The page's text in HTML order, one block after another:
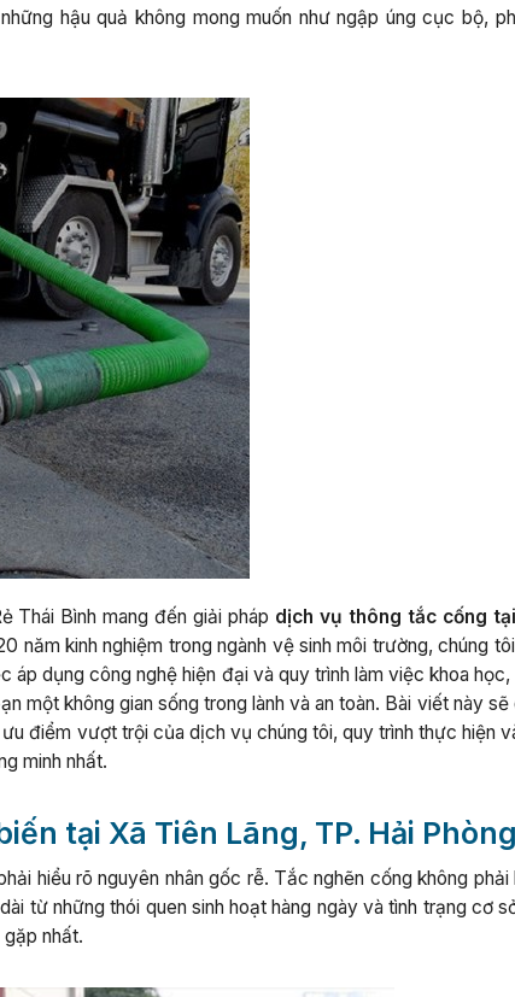
hậu quả không mong muốn như ngập úng cục bộ,
Thái Bình mang đến giải pháp dịch vụ thông tắc cống
năm kinh nghiệm trong ngành vệ sinh môi trường, chúng
dụng công nghệ hiện đại và quy trình làm việc khoa học,
một không gian sống trong lành và an toàn. Bài viết này sẽ
điểm vượt trội của dịch vụ chúng tôi, quy trình thực hiện
minh nhất.
tại Xã Tiên Lãng, TP. Hải Phòng
hiểu rõ nguyên nhân gốc rễ. Tắc nghẽn cống không phải
từ những thói quen sinh hoạt hàng ngày và tình trạng cơ
nhất.